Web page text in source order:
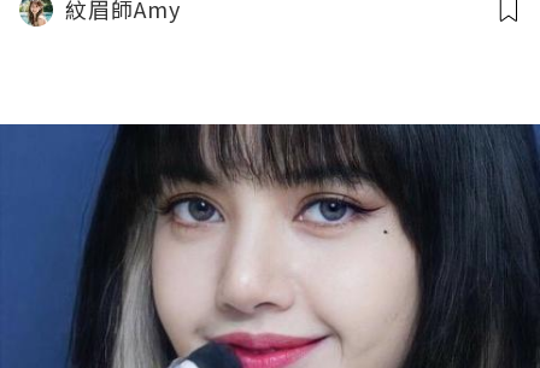
紋眉師Amy